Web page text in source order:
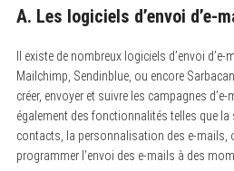
A. Les logiciels d’envoi d’e-
Il existe de nombreux logiciels d’envoi
Mailchimp, Sendinblue, ou encore
créer, envoyer et suivre les campagnes
également des fonctionnalités telles que
contacts, la personnalisation des e-mails,
programmer l’envoi des e-mails à des